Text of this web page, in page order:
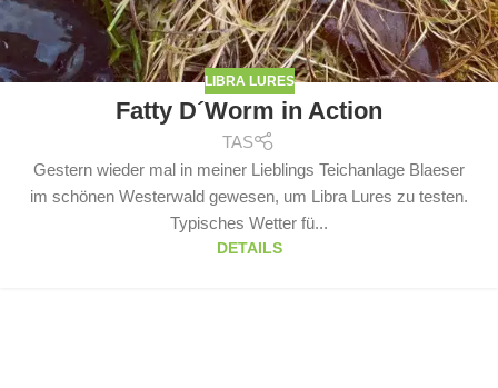
LIBRA LURES
Fatty D´Worm in Action
TAS
Gestern wieder mal in meiner Lieblings Teichanlage Blaeser
im schönen Westerwald gewesen, um Libra Lures zu testen.
Typisches Wetter fü...
DETAILS